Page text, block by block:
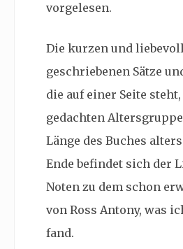
vorgelesen.
Die kurzen und
geschriebenen Sätze
die auf einer Seite
gedachten
Länge des Buches
Ende befindet sich der
Noten zu dem schon
von Ross Antony, was
fand.